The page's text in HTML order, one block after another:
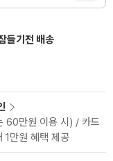
들기전 배송
60만원 이용 시) / 카드
1만원 혜택 제공